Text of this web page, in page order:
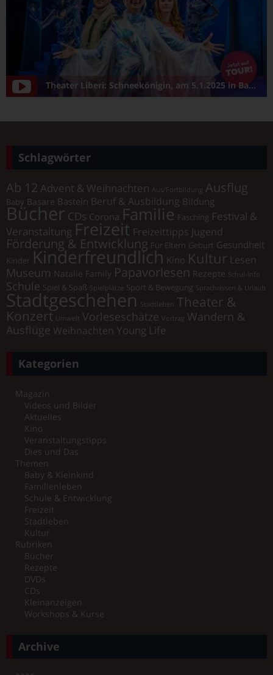
Theater Liberi: Schneekönigin, am 5.1.2025 in Bamberg/Konzerthalle
Schlagwörter
Ab 12 Advent & Weihnachten Aus/Fortbildung Ausflug
Baby Basare Basteln Beruf & Ausbildung Bildung
Bücher CDs Corona Familie Fasching Festival &
Veranstaltung Freizeit Freizeittipps Jugend
Förderung & Entwicklung Für Eltern Geburt Gesundheit
Kinder Kinderfreundlich Kino Kultur Lesen
Museum Natalie Family Papavorlesen Rezepte Schul-Info
Schule Spiel & Spaß Spielplätze Sport & Bewegung Sprachreisen & Urlaub
Stadtgeschehen Stadtleben Theater &
Konzert Umwelt Vorleseschätze Vortrag Wandern &
Ausflüge Weihnachten Young Life
Kategorien
Magazin
Videos und Bilder
Aktuelles
Kino
Veranstaltungstipps
Dies und Das
Themen
Baby & Kleinkind
Familienleben
Schule & Entwicklung
Freizeit
Stadtleben
Kultur
Rubriken
Bücher
Rezepte
DVDs
CDs
Kleinanzeigen
Workshops & Kurse
Archive